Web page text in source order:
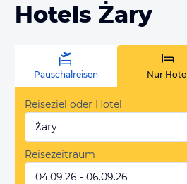
Hotels Żary
Pauschalreisen Nur Hotel
Reiseziel oder Hotel
Żary
Reisezeitraum
04.09.26 - 06.09.26